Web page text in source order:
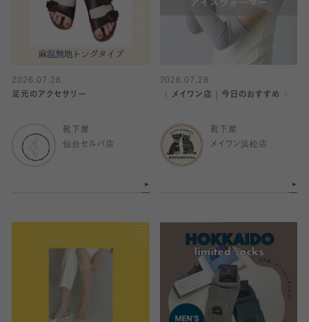
2026.07.28
足元のアクセサリー
靴下屋
仙台セルバ店
2026.07.28
〈 メイワン店｜今日のおすすめ 〉
靴下屋
メイワン浜松店